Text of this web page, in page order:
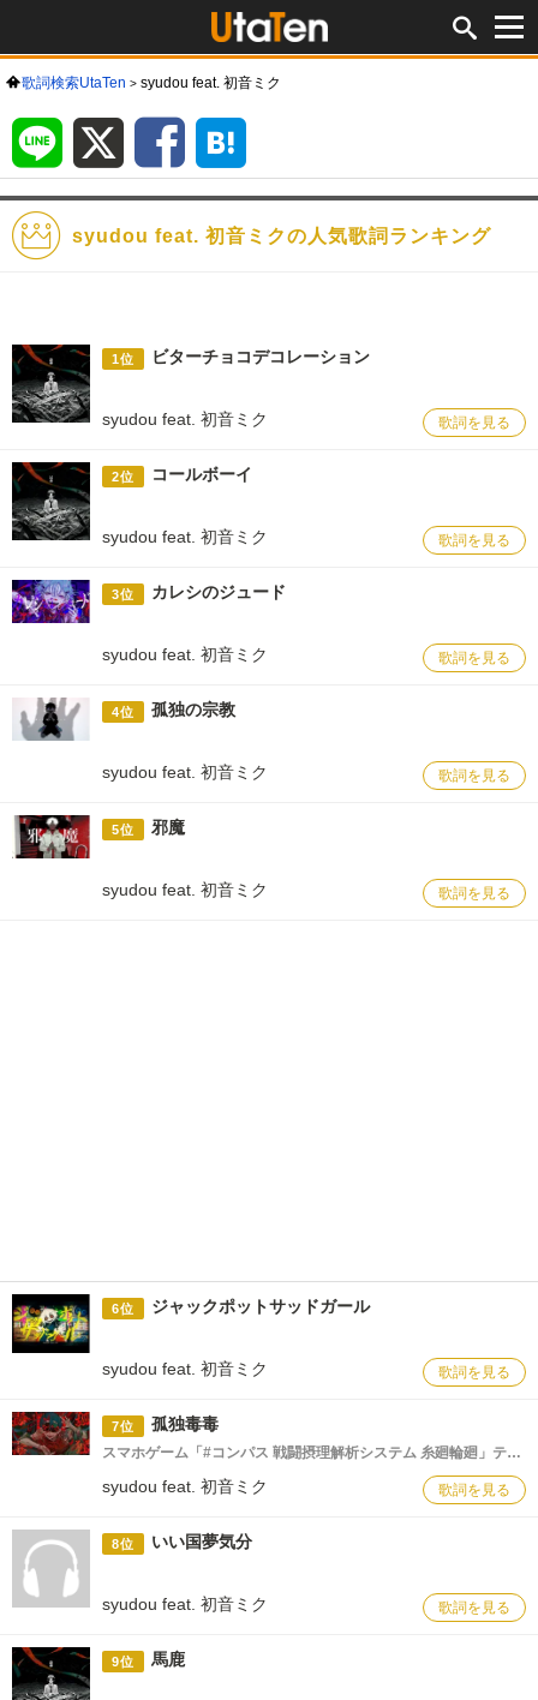
歌詞検索UtaTen syudou feat. 初音ミク
LINE Facebook
ク
ー
syudou feat. 初音ミクの人気歌詞ランキング
1位 ビターチョコデコレーション
syudou feat. 初音ミク 歌詞を見る
2位 コールボーイ
syudou feat. 初音ミク 歌詞を見る
3位 カレシのジュード
syudou feat. 初音ミク 歌詞を見る
4位 孤独の宗教
syudou feat. 初音ミク 歌詞を見る
5位 邪魔
syudou feat. 初音ミク 歌詞を見る
6位 ジャックポットサッドガール
syudou feat. 初音ミク 歌詞を見る
7位 孤独毒毒
スマホゲーム「#コンパス 戦闘摂理解析システム 糸廻輪廻」テーマソング
syudou feat. 初音ミク 歌詞を見る
8位 いい国夢気分
syudou feat. 初音ミク 歌詞を見る
9位 馬鹿